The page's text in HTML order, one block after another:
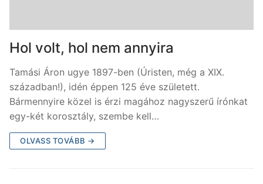
Hol volt, hol nem annyira
Tamási Áron ugye 1897-ben (Úristen, még a XIX.
században!), idén éppen 125 éve született.
Bármennyire közel is érzi magához nagyszerű írónkat
egy-két korosztály, szembe kell…
OLVASS TOVÁBB →